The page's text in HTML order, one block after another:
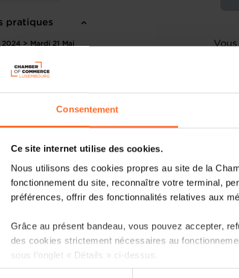
Consentement
Ce site internet utilise des cookies.
Nous utilisons des cookies propres au site de la
fonctionnement du site, reconnaître votre terminal,
préférences, offrir des fonctionnalités relatives aux
Grâce au présent bandeau, vous pouvez accepter,
des cookies strictement nécessaires au
sous l’onglet « Détails » ci-dessus.
pratiques
2024 > Mardi 21 Mai
article
à
Si
à
la
les